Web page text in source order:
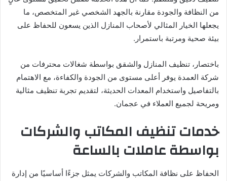
من النظافة والجودة مقارنة بالجهد الشخصي غير المتخصص، ما
يجعلها الخيار المثالي لأصحاب المنازل الذين يسعون للحفاظ على
بيئة صحية ومرتبة باستمرار.
باختصار، تنظيف المنازل والشقق بواسطة شغالات محترفات من
شركة العمدة يوفر أعلى مستوى من الجودة والكفاءة، مع الاهتمام
بالتفاصيل واستخدام المعدات الحديثة، لتقديم تجربة تنظيف مثالية
ومريحة لجميع العملاء في عجمان.
خدمات تنظيف المكاتب والشركات
بواسطة عاملات بالساعة
الحفاظ على نظافة المكاتب والشركات يمثل جزءًا أساسيًا من إدارة